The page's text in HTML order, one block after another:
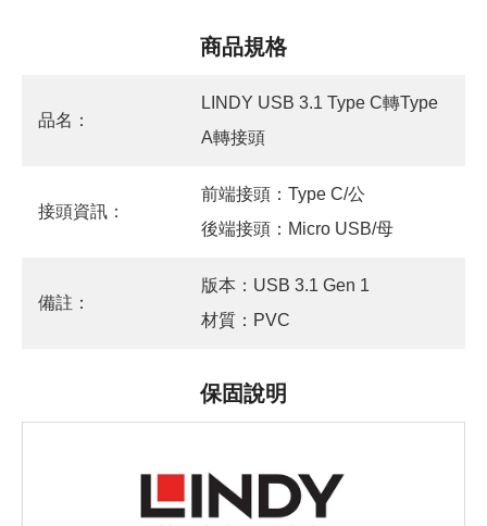
商品規格
品名：
LINDY USB 3.1 Type C轉Type
A轉接頭
接頭資訊：
前端接頭：Type C/公
後端接頭：Micro USB/母
備註：
版本：USB 3.1 Gen 1
材質：PVC
保固說明